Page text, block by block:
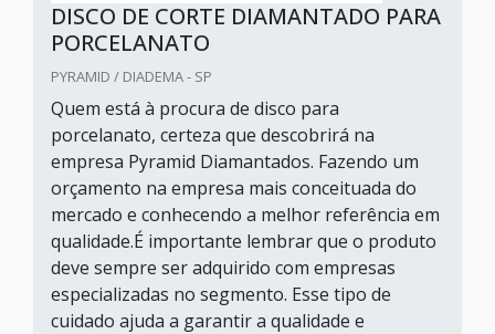
DISCO DE CORTE DIAMANTADO PARA
PORCELANATO
PYRAMID / DIADEMA - SP
Quem está à procura de disco para
porcelanato, certeza que descobrirá na
empresa Pyramid Diamantados. Fazendo um
orçamento na empresa mais conceituada do
mercado e conhecendo a melhor referência em
qualidade.É importante lembrar que o produto
deve sempre ser adquirido com empresas
especializadas no segmento. Esse tipo de
cuidado ajuda a garantir a qualidade e